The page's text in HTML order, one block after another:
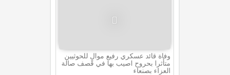
وفاة قائد عسكري رفيع موالٍ للحوثيين
متأثرا بحروح اصيب بها في قصف صالة
العزاء بصنعاء